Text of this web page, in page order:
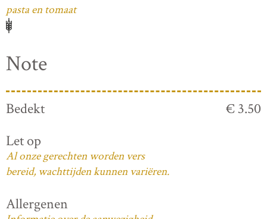
pasta en tomaat
Note
Bedekt
€ 3.50
Let op
Al onze gerechten worden vers
bereid, wachttijden kunnen variëren.
Allergenen